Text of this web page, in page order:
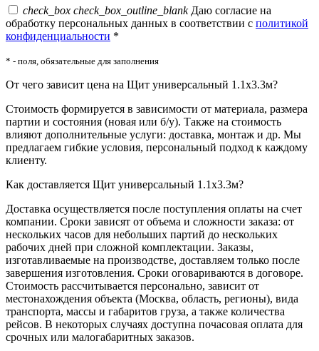
check_box check_box_outline_blankДаю согласие на
обработку персональных данных в соответствии с политикой
конфиденциальности *
* - поля, обязательные для заполнения
От чего зависит цена на Щит универсальный 1.1x3.3м?
Стоимость формируется в зависимости от материала, размера
партии и состояния (новая или б/у). Также на стоимость
влияют дополнительные услуги: доставка, монтаж и др. Мы
предлагаем гибкие условия, персональный подход к каждому
клиенту.
Как доставляется Щит универсальный 1.1x3.3м?
Доставка осуществляется после поступления оплаты на счет
компании. Сроки зависят от объема и сложности заказа: от
нескольких часов для небольших партий до нескольких
рабочих дней при сложной комплектации. Заказы,
изготавливаемые на производстве, доставляем только после
завершения изготовления. Сроки оговариваются в договоре.
Стоимость рассчитывается персонально, зависит от
местонахождения объекта (Москва, область, регионы), вида
транспорта, массы и габаритов груза, а также количества
рейсов. В некоторых случаях доступна почасовая оплата для
срочных или малогабаритных заказов.